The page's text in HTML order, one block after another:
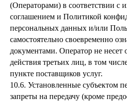
(Операторами) в соответствии с
соглашением и Политикой
персональных данных и/или
самостоятельно своевременно
документами. Оператор не несет
действия третьих лиц, в том
пункте поставщиков услуг.
10.6. Установленные субъектом
запреты на передачу (кроме